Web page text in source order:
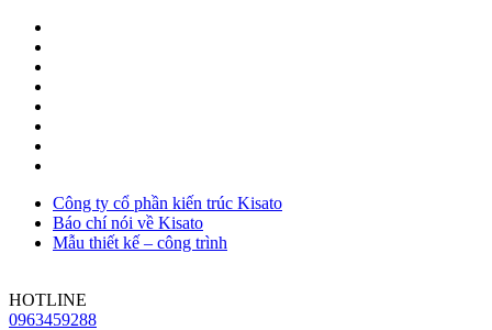
Công ty cổ phần kiến trúc Kisato
Báo chí nói về Kisato
Mẫu thiết kế – công trình
HOTLINE
0963459288